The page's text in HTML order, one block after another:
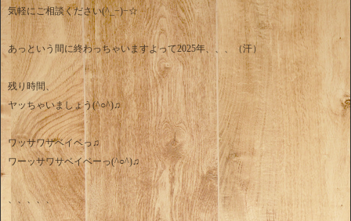
気軽にご相談ください(^_−)−☆
あっという間に終わっちゃいますよって2025年、、、（汗）
残り時間、
ヤッちゃいましょう(^○^)♫
ワッサワサベイベっ♫
ワーッサワサベイベーっ(^○^)♫
、、、、、